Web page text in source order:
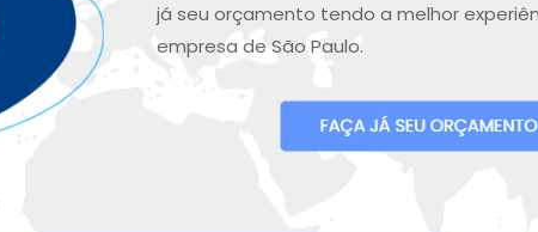
já seu orçamento tendo a melhor
empresa de São Paulo.